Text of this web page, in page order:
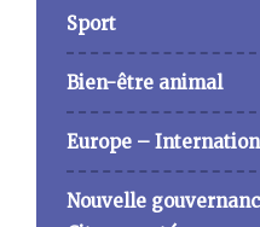
Sport
Bien-être animal
Europe –
Nouvelle